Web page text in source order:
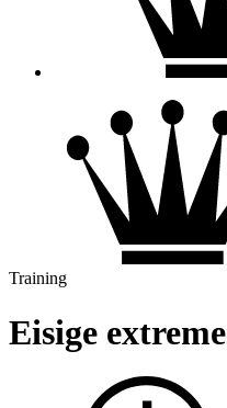
Training
Eisige extreme